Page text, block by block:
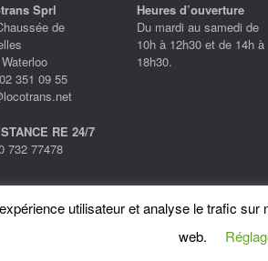
Sprl
de
351 09 55
RE 24/7
732 77478
Heures d’ouverture
Du mardi au samedi de
10h à 12h30 et de 14h à
18h30.
A
utilisateur et analyse le trafic
web.